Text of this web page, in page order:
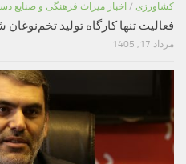
کشاورزی / اخبار میراث فرهنگی و صنایع
فعالیت تنها کارگاه تولید
مرداد 17, 1405